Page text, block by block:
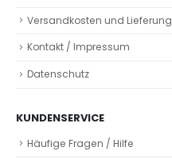
Versandkosten und Lieferung
Kontakt / Impressum
Datenschutz
KUNDENSERVICE
Häufige Fragen / Hilfe